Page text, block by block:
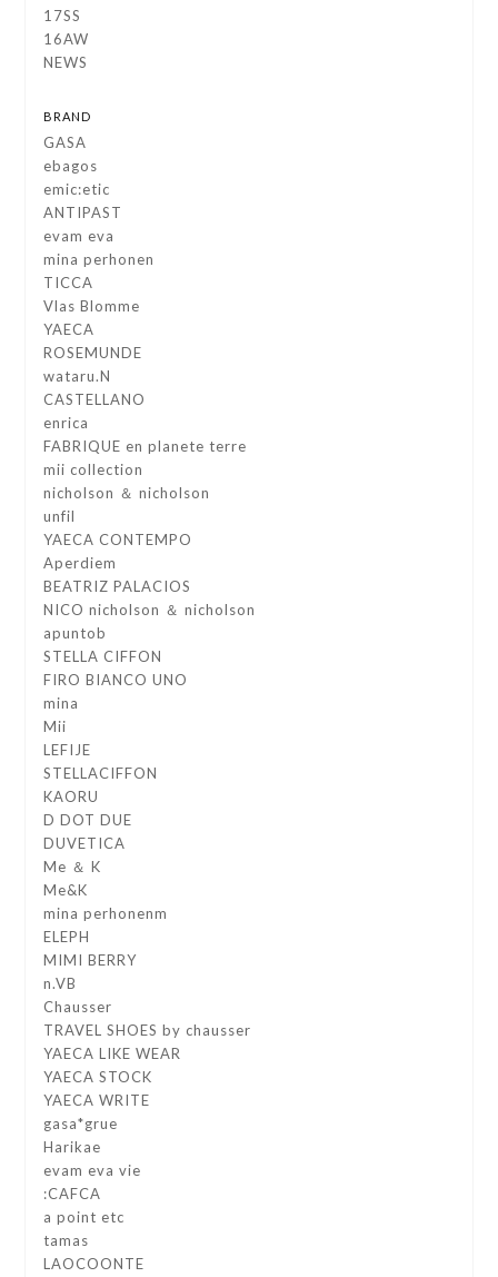
17SS
16AW
NEWS
BRAND
GASA
ebagos
emic:etic
ANTIPAST
evam eva
mina perhonen
TICCA
Vlas Blomme
YAECA
ROSEMUNDE
wataru.N
CASTELLANO
enrica
FABRIQUE en planete terre
mii collection
nicholson ＆ nicholson
unfil
YAECA CONTEMPO
Aperdiem
BEATRIZ PALACIOS
NICO nicholson ＆ nicholson
apuntob
STELLA CIFFON
FIRO BIANCO UNO
mina
Mii
LEFIJE
STELLACIFFON
KAORU
D DOT DUE
DUVETICA
Me ＆ K
Me&K
mina perhonenm
ELEPH
MIMI BERRY
n.VB
Chausser
TRAVEL SHOES by chausser
YAECA LIKE WEAR
YAECA STOCK
YAECA WRITE
gasa*grue
Harikae
evam eva vie
:CAFCA
a point etc
tamas
LAOCOONTE